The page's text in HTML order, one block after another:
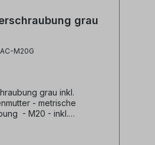
grau
M20G
grau inkl.
- metrische
- M20 - inkl.